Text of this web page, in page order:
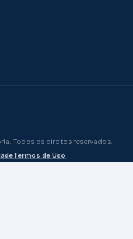
Todos os direitos reservados.
Termos de Uso